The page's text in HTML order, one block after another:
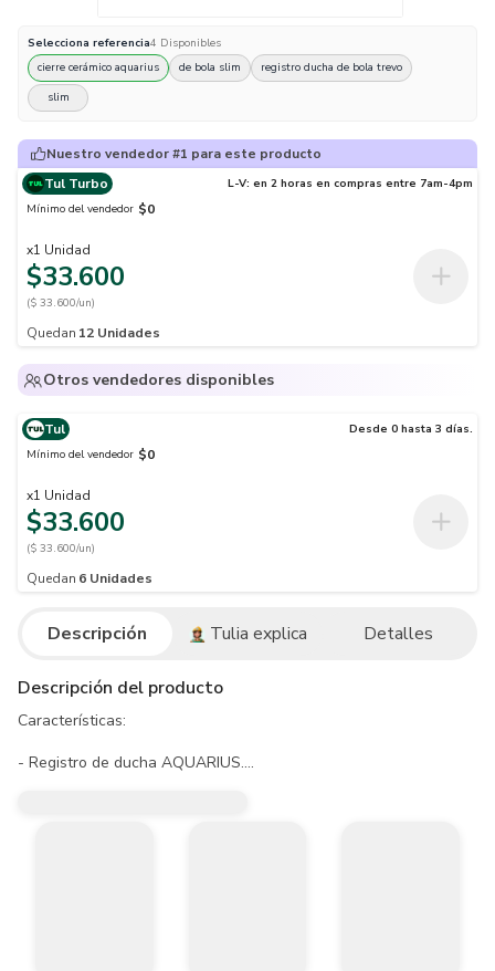
Selecciona referencia4 Disponibles
cierre cerámico aquarius
de bola slim
registro ducha de bola trevo
slim
Nuestro vendedor #1 para este producto
Tul Turbo
L-V: en 2 horas en compras entre 7am-4pm
Mínimo del vendedor $0
x1 Unidad
$33.600
($ 33.600/un)
Quedan 12 Unidades
Otros vendedores disponibles
Tul
Desde 0 hasta 3 días.
Mínimo del vendedor $0
x1 Unidad
$33.600
($ 33.600/un)
Quedan 6 Unidades
Descripción Tulia explica Detalles
Descripción del producto
Características:
- Registro de ducha AQUARIUS.